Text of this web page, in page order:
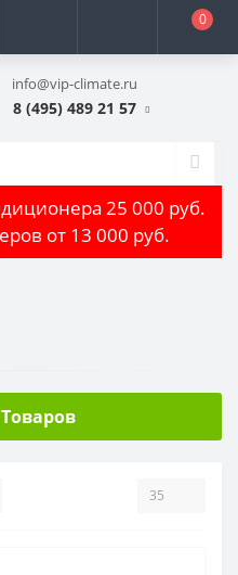
0
info@vip-climate.ru
8 (495) 489 21 57
25 000 руб.
от 13 000 руб.